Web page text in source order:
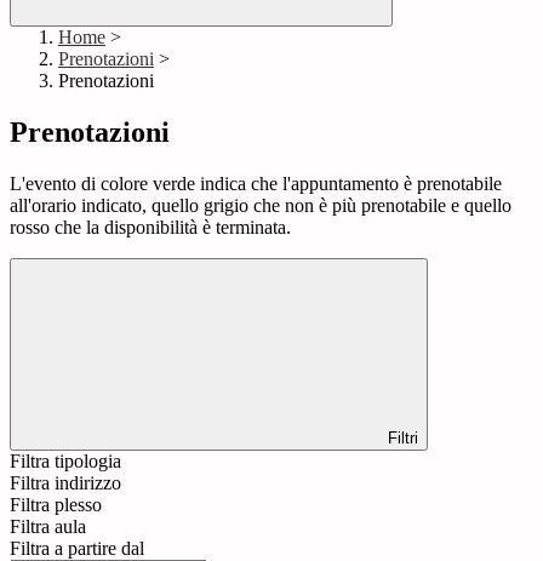
Home >
Prenotazioni >
Prenotazioni
Prenotazioni
L'evento di colore verde indica che l'appuntamento è prenotabile
all'orario indicato, quello grigio che non è più prenotabile e quello
rosso che la disponibilità è terminata.
Filtri
Filtra tipologia
Filtra indirizzo
Filtra plesso
Filtra aula
Filtra a partire dal